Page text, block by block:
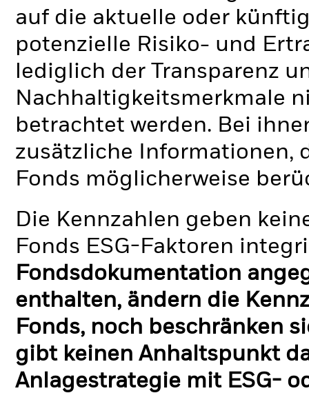
auf die aktuelle oder
potenzielle Risiko- und
lediglich der Transparenz
Nachhaltigkeitsmerkmale
betrachtet werden. Bei
zusätzliche Informationen,
Fonds möglicherweise
Die Kennzahlen geben
Fonds ESG-Faktoren
Fondsdokumentation
enthalten, ändern die
Fonds, noch beschränken
gibt keinen Anhaltspunkt
Anlagestrategie mit ESG-